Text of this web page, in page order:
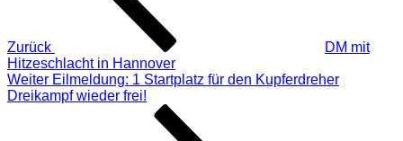
Zurück
DM mit
Hitzeschlacht in Hannover
Nächster
Beitrag
Weiter Eilmeldung: 1 Startplatz für den Kupferdreher
Dreikampf wieder frei!